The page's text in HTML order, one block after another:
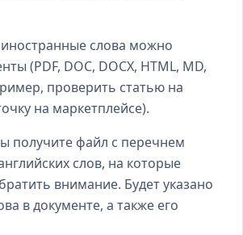
слова можно
(PDF, DOC, DOCX, HTML, MD,
проверить статью на
на маркетплейсе).
получите файл с перечнем
слов, на которые
внимание. Будет указано
в документе, а также его